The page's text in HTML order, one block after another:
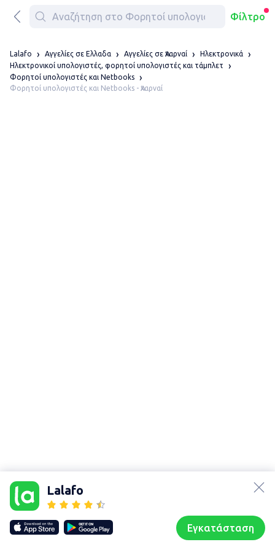
Φίλτρο
Lalafo
Εγκατάσταση
Lalafo Αγγελίες σε Ελλαδα Αγγελίες σε Ἀχαρναί
Ηλεκτρονικά
Ηλεκτρονικοί υπολογιστές, φορητοί υπολογιστές και τάμπλετ
Φορητοί υπολογιστές και Netbooks
Φορητοί υπολογιστές και Netbooks - Ἀχαρναί
Our websites
lalafo.kg
lalafo.rs
lalafo.pl
Sitemap
Χάρτης
Συζητήσεις Προφίλ